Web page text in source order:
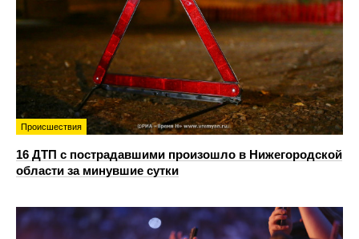
Происшествия
16 ДТП с пострадавшими произошло в Нижегородской
области за минувшие сутки